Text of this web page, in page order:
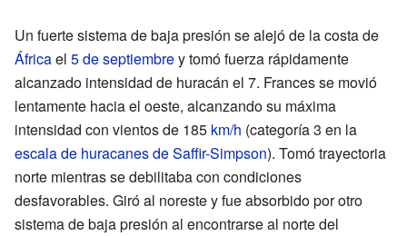
Un fuerte sistema de baja presión se alejó de la costa de
Áfricael 5 de septiembrey tomó fuerza rápidamente
alcanzado intensidad de huracán el 7. Frances se movió
lentamente hacia el oeste, alcanzando su máxima
intensidad con vientos de 185 km/h (categoría 3 en la
escala de huracanes de Saffir-Simpson). Tomó trayectoria
norte mientras se debilitaba con condiciones
desfavorables. Giró al noreste y fue absorbido por otro
sistema de baja presión al encontrarse al norte del